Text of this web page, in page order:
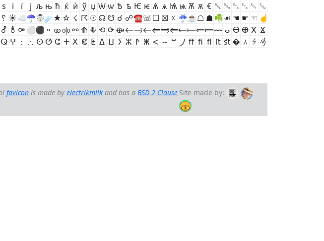
ѕ і ї ј љ њ ћ ќ ѝ ў џ Ѡѡ Ѣ ѣ Ѥ ѥ Ѧ ѧ Ѩ ѩ Ѫ ѫ € ␀ ␁ ␂ ␃ ␄ ␅
␦ ☀☁☂☃☄★ ☆ ☇ ☈ ☉ ☊ ☋ ☌ ☍☎☏☐ ☒ ☓ ☔☕☖ ☗☘☙ ☚ ☛ ☜ ☝
⚦ ⚨ ⚩⚪⚫ ⚬ ⚭ ⚮ ⚯ ⟰ ⟱ ⟲ ⟳⟴⟵⟶⟷⟸⟹⟺⟻⟼⟽⟾⟿ ⴰ ⴱ ⴲ ⴳ ⴴ
ⵕ ⵖ ⵗ ⵘ ⵙ ⵚ ⵛ ⵜ ⵝ ⵞ ⵟ ⵠ ⵡ ⵢ ⵣ ⵤ ⵥ ⵦ ⵧ ⵯ ⵰ ﬀ ﬁ ﬂ ﬅ ﬆ � 𑾰 𖿠 𖿡
favicon is made by electrikmilk and has a BSD 2-Clause Site made by: